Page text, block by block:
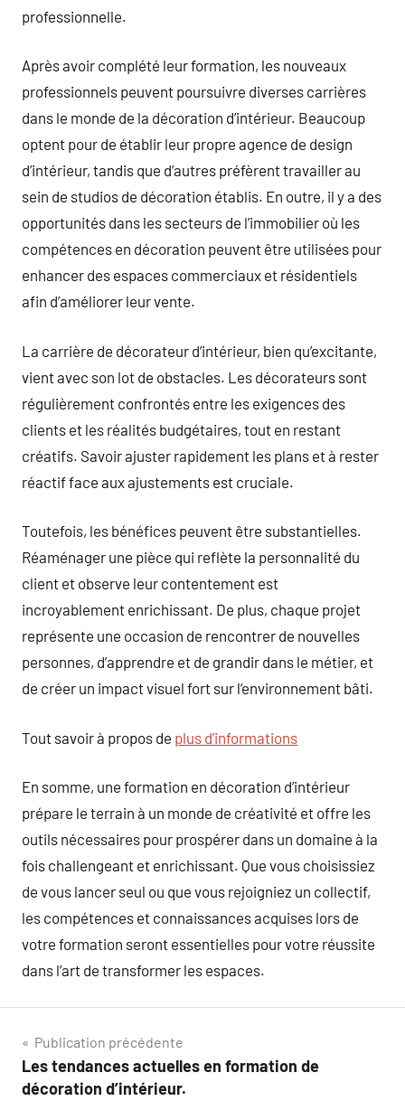
professionnelle.
Après avoir complété leur formation, les nouveaux
professionnels peuvent poursuivre diverses carrières
dans le monde de la décoration d’intérieur. Beaucoup
optent pour de établir leur propre agence de design
d’intérieur, tandis que d’autres préfèrent travailler au
sein de studios de décoration établis. En outre, il y a des
opportunités dans les secteurs de l’immobilier où les
compétences en décoration peuvent être utilisées pour
enhancer des espaces commerciaux et résidentiels
afin d’améliorer leur vente.
La carrière de décorateur d’intérieur, bien qu’excitante,
vient avec son lot de obstacles. Les décorateurs sont
régulièrement confrontés entre les exigences des
clients et les réalités budgétaires, tout en restant
créatifs. Savoir ajuster rapidement les plans et à rester
réactif face aux ajustements est cruciale.
Toutefois, les bénéfices peuvent être substantielles.
Réaménager une pièce qui reflète la personnalité du
client et observe leur contentement est
incroyablement enrichissant. De plus, chaque projet
représente une occasion de rencontrer de nouvelles
personnes, d’apprendre et de grandir dans le métier, et
de créer un impact visuel fort sur l’environnement bâti.
Tout savoir à propos de plus d’informations
En somme, une formation en décoration d’intérieur
prépare le terrain à un monde de créativité et offre les
outils nécessaires pour prospérer dans un domaine à la
fois challengeant et enrichissant. Que vous choisissiez
de vous lancer seul ou que vous rejoigniez un collectif,
les compétences et connaissances acquises lors de
votre formation seront essentielles pour votre réussite
dans l’art de transformer les espaces.
Navigation
de
Publication précédente
Les tendances actuelles en formation de
décoration d’intérieur.